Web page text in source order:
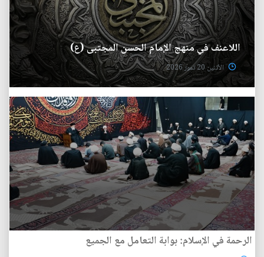
اللاعنف في منهج الإمام الحسن المجتبى (ع)
الأثنين 20 تموز 2026
الرحمة في الإسلام: بوابة التعامل مع الجميع